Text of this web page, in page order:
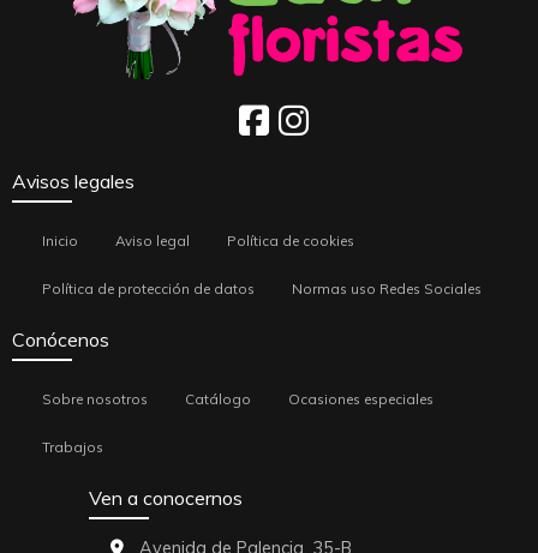
Avisos legales
Inicio Aviso legal Política de cookies
Política de protección de datos Normas uso Redes Sociales
Conócenos
Sobre nosotros Catálogo Ocasiones especiales
Trabajos
Ven a conocernos
Avenida de Palencia, 35-B